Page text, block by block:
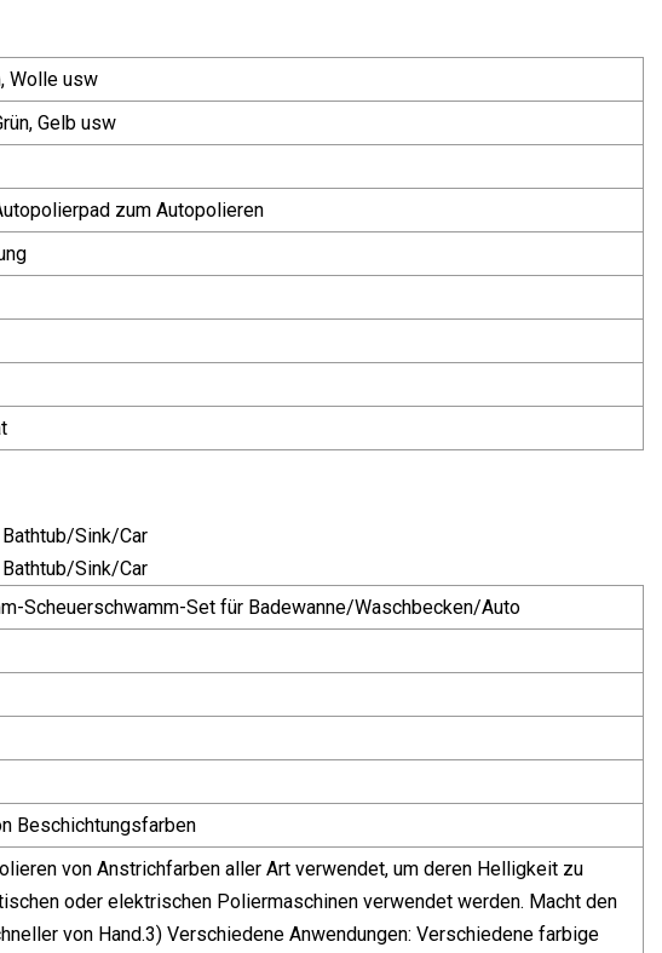
Wolle usw
Gelb usw
zum Autopolieren
Scheuerschwamm-Set für Badewanne/Waschbecken/Auto
Beschichtungsfarben
von Anstrichfarben aller Art verwendet, um deren Helligkeit zu
oder elektrischen Poliermaschinen verwendet werden. Macht den
von Hand.3) Verschiedene Anwendungen: Verschiedene farbige